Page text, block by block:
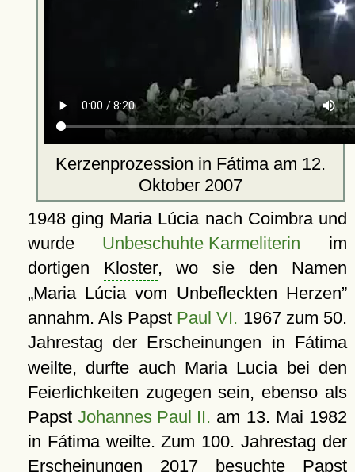
Kerzenprozession in Fátimaam 12.
Oktober 2007
1948 ging Maria Lúcia nach Coimbra und
wurde Unbeschuhte Karmeliterin im
dortigen Kloster, wo sie den Namen
Maria Lúcia vom Unbefleckten Herzen
annahm. Als Papst Paul VI. 1967 zum 50.
Jahrestag der Erscheinungen in Fátima
weilte, durfte auch Maria Lucia bei den
Feierlichkeiten zugegen sein, ebenso als
PapstJohannes Paul II. am 13. Mai 1982
in Fátima weilte. Zum 100. Jahrestag der
Erscheinungen 2017 besuchte Papst